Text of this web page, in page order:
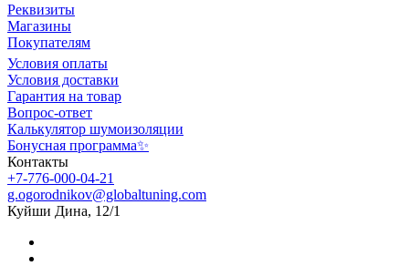
Реквизиты
Магазины
Покупателям
Условия оплаты
Условия доставки
Гарантия на товар
Вопрос-ответ
Калькулятор шумоизоляции
Бонусная программа✨
Контакты
+7-776-000-04-21
g.ogorodnikov@globaltuning.com
Куйши Дина, 12/1